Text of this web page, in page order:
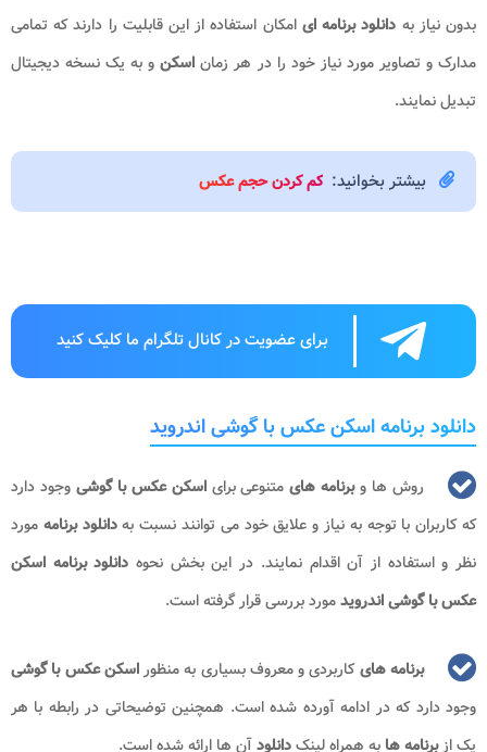
بدون نیاز به دانلود برنامه ایامکان استفاده از این قابلیت را دارند که تمامی
مدارک و تصاویر مورد نیاز خود را در هر زمان اسکن و به یک نسخه دیجیتال
تبدیل نمایند.
بیشتر بخوانید: کم کردن حجم عکس
برای عضویت در کانال تلگرام ما کلیک کنید
دانلود برنامه اسکن عکس با گوشی اندروید
روش ها وبرنامه هایمتنوعی برایاسکن عکس با گوشی وجود دارد
که کاربران با توجه به نیاز و علایق خود می توانند نسبت بهدانلود برنامه مورد
نظر و استفاده از آن اقدام نمایند. در این بخش نحوه دانلود برنامه اسکن
عکس با گوشی اندرویدمورد بررسی قرار گرفته است.
برنامه هایکاربردی و معروف بسیاری به منظوراسکن عکس با گوشی
وجود دارد که در ادامه آورده شده است. همچنین توضیحاتی در رابطه با هر
یک ازبرنامه ها به همراه لینکدانلودآن ها ارائه شده است.